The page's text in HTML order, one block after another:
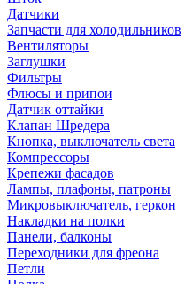
Датчики
Запчасти для холодильников
Вентиляторы
Заглушки
Фильтры
Флюсы и припои
Датчик оттайки
Клапан Шредера
Кнопка, выключатель света
Компрессоры
Крепежи фасадов
Лампы, плафоны, патроны
Микровыключатель, геркон
Накладки на полки
Панели, балконы
Переходники для фреона
Петли